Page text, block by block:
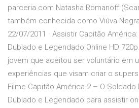
parceria com Natasha Romanoff
também conhecida como Viúva
22/07/2011 · Assistir Capitão
Dublado e Legendado Online HD
jovem que aceitou ser voluntário em
experiências que visam criar o
Filme Capitão América 2 – O Soldado
Dublado e Legendado para assistir